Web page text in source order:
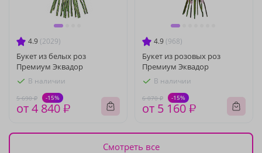
4.9 (2029)
Букет из белых роз
Премиум Эквадор
В наличии
5 690 ₽ -15%
от 4 840 ₽
4.9 (968)
Букет из розовых роз
Премиум Эквадор
В наличии
6 070 ₽ -15%
от 5 160 ₽
Смотреть все